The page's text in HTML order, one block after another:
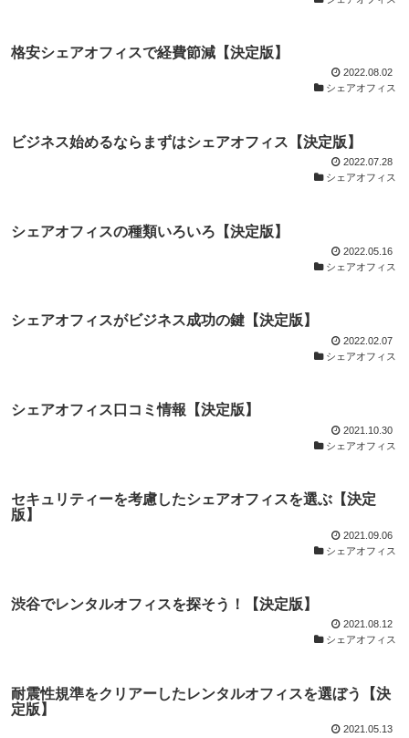
格安シェアオフィスで経費節減【決定版】
2022.08.02
シェアオフィス
ビジネス始めるならまずはシェアオフィス【決定版】
2022.07.28
シェアオフィス
シェアオフィスの種類いろいろ【決定版】
2022.05.16
シェアオフィス
シェアオフィスがビジネス成功の鍵【決定版】
2022.02.07
シェアオフィス
シェアオフィス口コミ情報【決定版】
2021.10.30
シェアオフィス
セキュリティーを考慮したシェアオフィスを選ぶ【決定
版】
2021.09.06
シェアオフィス
渋谷でレンタルオフィスを探そう！【決定版】
2021.08.12
シェアオフィス
耐震性規準をクリアーしたレンタルオフィスを選ぼう【決
定版】
2021.05.13